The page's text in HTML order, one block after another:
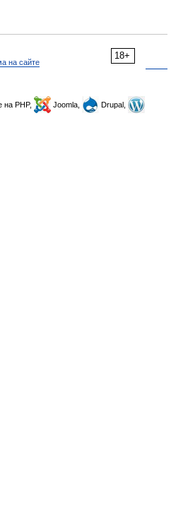
18+
на сайте
на PHP, Joomla,
Drupal,